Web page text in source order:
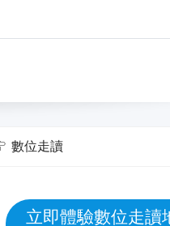
數位走讀
立即體驗數位走讀